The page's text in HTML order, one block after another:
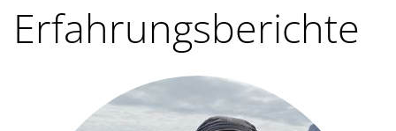
Erfahrungsberichte